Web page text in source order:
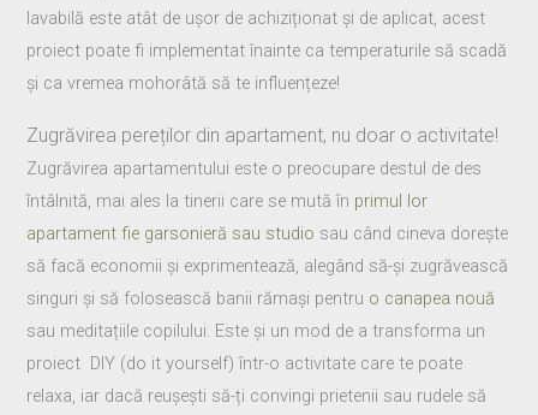
lavabilă este atât de ușor de achiziționat și de aplicat, acest
proiect poate fi implementat înainte ca temperaturile să scadă
și ca vremea mohorâtă să te influențeze!
Zugrăvirea pereților din apartament, nu doar o activitate!
Zugrăvirea apartamentului este o preocupare destul de des
întâlnită, mai ales la tinerii care se mută în primul lor
apartament fie garsonieră sau studio sau când cineva dorește
să facă economii și exprimentează, alegând să-și zugrăvească
singuri și să folosească banii rămași pentru o canapea nouă
sau meditațiile copilului. Este și un mod de a transforma un
proiect DIY (do it yourself) într-o activitate care te poate
relaxa, iar dacă reușești să-ți convingi prietenii sau rudele să